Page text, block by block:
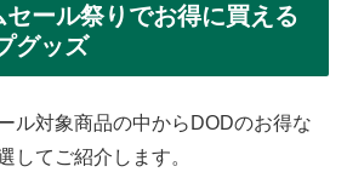
ール祭りでお得に買える
グッズ
ル対象商品の中からDODのお得な
してご紹介します。